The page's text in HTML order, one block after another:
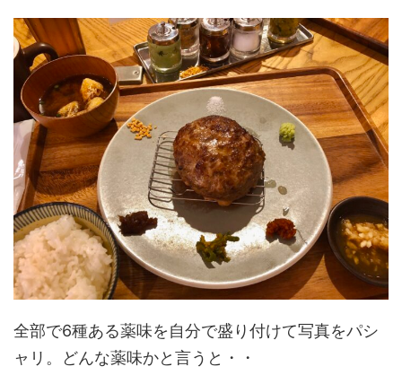
全部で6種ある薬味を自分で盛り付けて写真をパシ
ャリ。どんな薬味かと言うと・・